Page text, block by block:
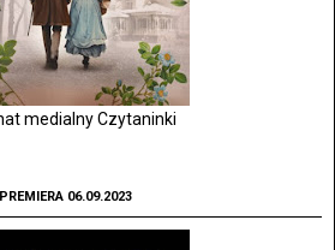
medialny Czytaninki
PREMIERA 06.09.2023